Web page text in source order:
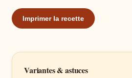
Imprimer la recette
Variantes & astuces